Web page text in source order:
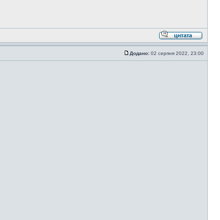
Додано: 02 серпня 2022, 23:00